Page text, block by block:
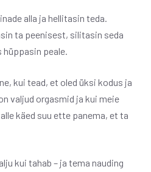
alla ja hellitasin teda.
ta peenisest, silitasin seda
peale.
kui tead, et oled üksi kodus ja
valjud orgasmid ja kui meie
käed suu ette panema, et ta
kui tahab – ja tema nauding